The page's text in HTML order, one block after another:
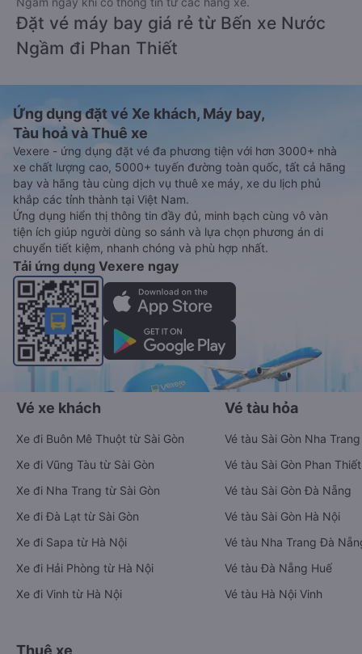
các bạn thông tin vé xe Tết 2027 bao gồm giá vé, lịch trình,
ngày giờ bán vé của các hãng xe khách đi tuyến đường Bến
xe Nước Ngầm - Phan Thiết và Phan Thiết - Bến xe Nước
Ngầm ngay khi có thông tin từ các hãng xe.
Đặt vé máy bay giá rẻ từ Bến xe Nước
Ngầm đi Phan Thiết
Ứng dụng đặt vé Xe khách, Máy bay,
Tàu hoả và Thuê xe
Vexere - ứng dụng đặt vé đa phương tiện với hơn 3000+ nhà
xe chất lượng cao, 5000+ tuyến đường toàn quốc, tất cả hãng
bay và hãng tàu cùng dịch vụ thuê xe máy, xe du lịch phủ
khắp các tỉnh thành tại Việt Nam.
Ứng dụng hiển thị thông tin đầy đủ, minh bạch cùng vô vàn
tiện ích giúp người dùng so sánh và lựa chọn phương án di
chuyển tiết kiệm, nhanh chóng và phù hợp nhất.
Tải ứng dụng Vexere ngay
Vé xe khách
Xe đi Buôn Mê Thuột từ Sài Gòn
Xe đi Vũng Tàu từ Sài Gòn
Xe đi Nha Trang từ Sài Gòn
Xe đi Đà Lạt từ Sài Gòn
Xe đi Sapa từ Hà Nội
Vé tàu hỏa
Vé tàu Sài Gòn Nha Trang
Vé tàu Sài Gòn Phan Thiết
Vé tàu Sài Gòn Đà Nẵng
Vé tàu Sài Gòn Hà Nội
Vé tàu Nha Trang Đà